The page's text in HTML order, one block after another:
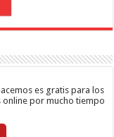
es gratis para los
online por mucho tiempo